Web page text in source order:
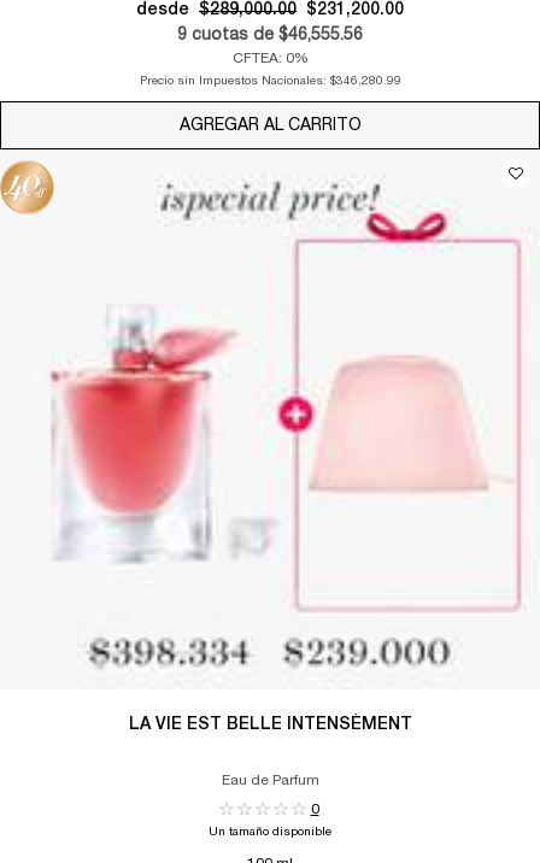
desde $289,000.00
$231,200.00
9 cuotas de $46,555.56
CFTEA: 0%
Precio sin Impuestos Nacionales: $346,280.99
AGREGAR AL CARRITO
LA VIE EST BELLE INTENSÉMENT
Eau de Parfum
0
Un tamaño disponible